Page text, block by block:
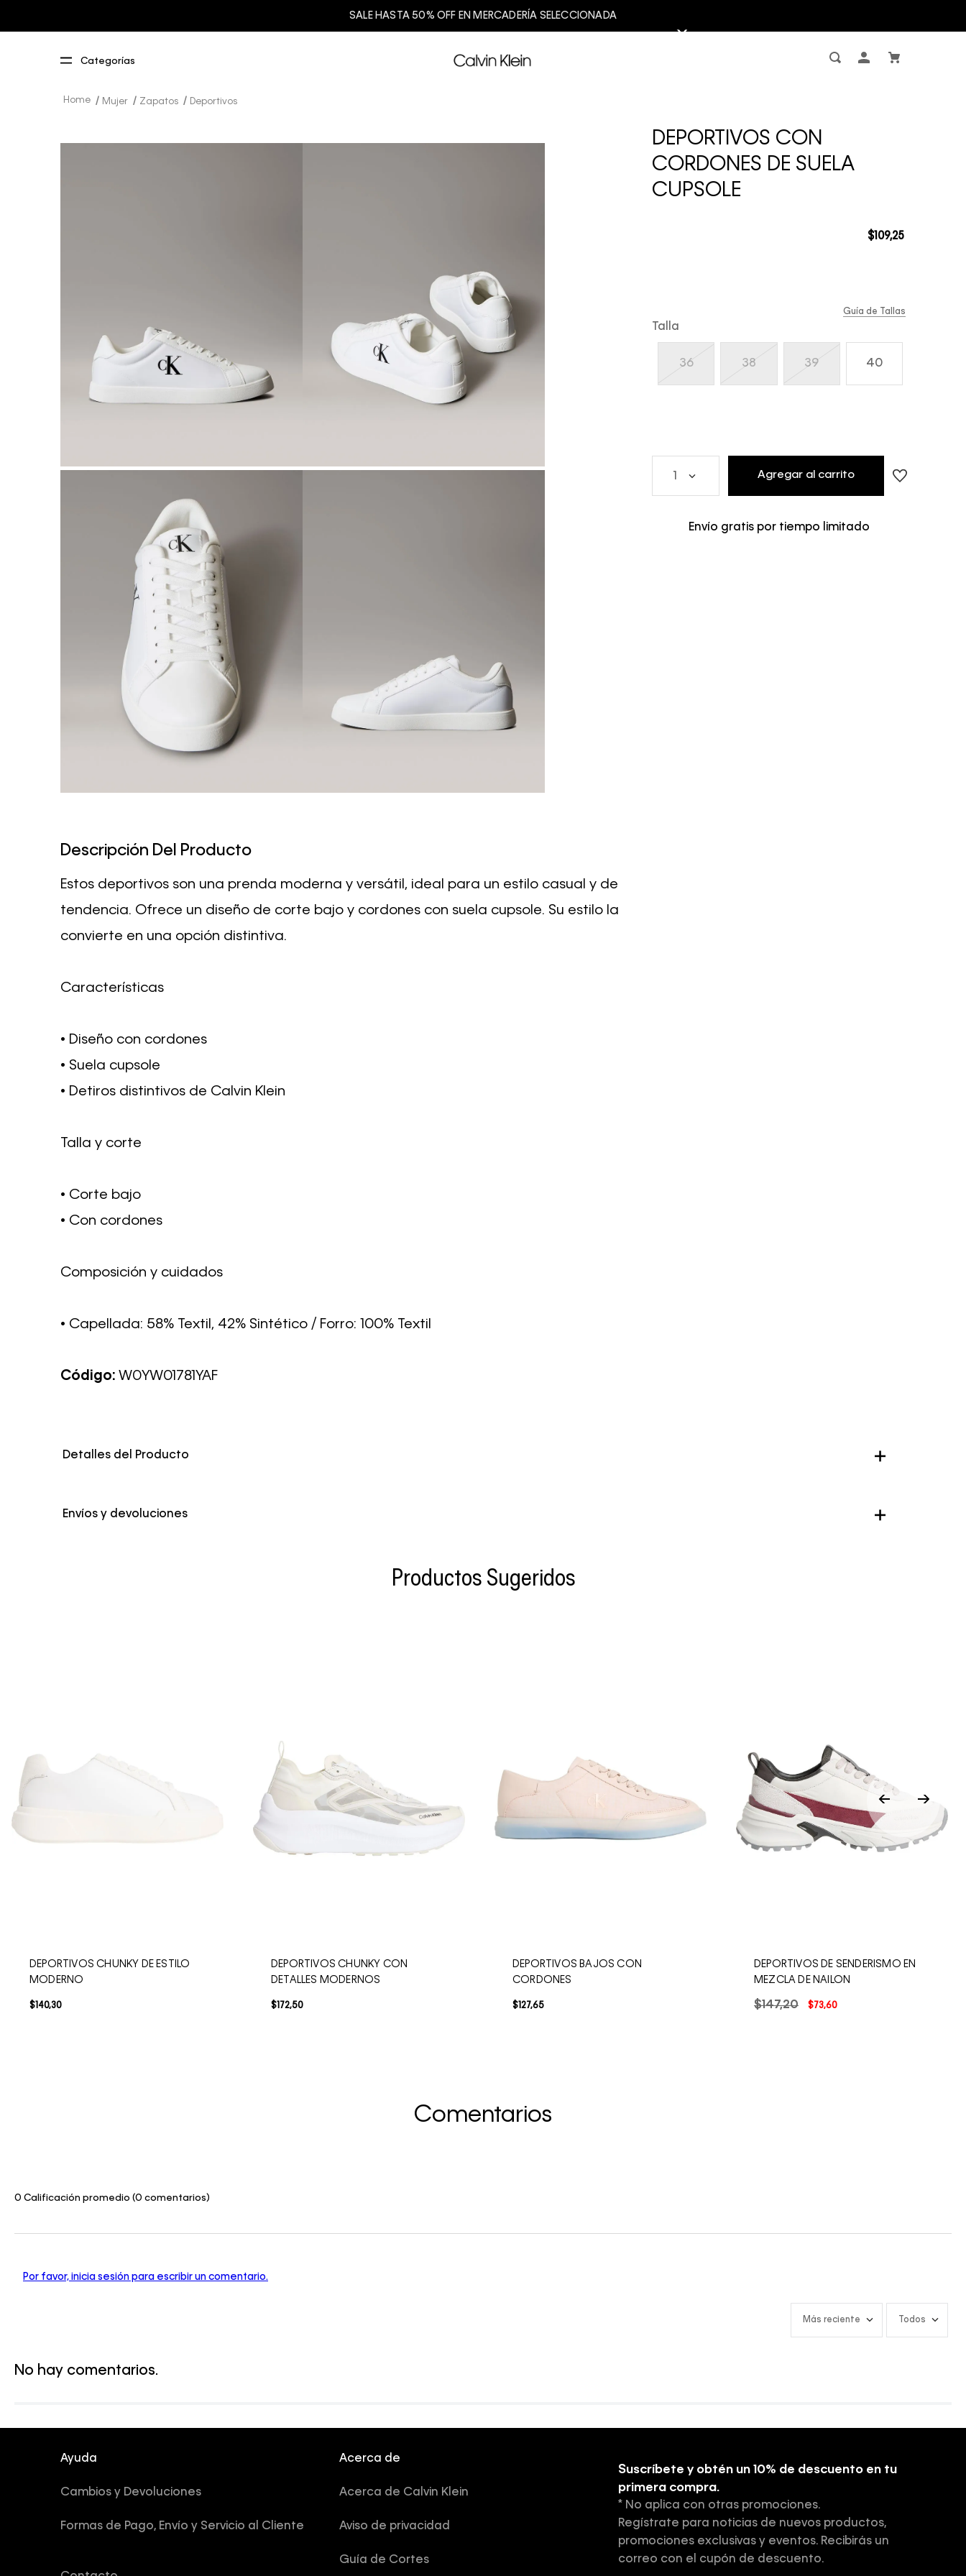
SALE HASTA 50% OFF EN MERCADERÍA SELECCIONADA
Mujer Zapatos Deportivos
DEPORTIVOS CON
CORDONES DE SUELA
CUPSOLE
$109,25
Talla
36 38 39 40
Guía de Tallas
Agregar al carrito
Envío gratis por tiempo limitado
Descripción Del Producto
Estos deportivos son una prenda moderna y versátil, ideal para un estilo casual y de
tendencia. Ofrece un diseño de corte bajo y cordones con suela cupsole. Su estilo la
convierte en una opción distintiva.
Características
• Diseño con cordones
• Suela cupsole
• Detiros distintivos de Calvin Klein
Talla y corte
• Corte bajo
• Con cordones
Composición y cuidados
• Capellada: 58% Textil, 42% Sintético / Forro: 100% Textil
Código: W0YW01781YAF
Detalles del Producto
Color Blanco
Envíos y devoluciones
Productos Sugeridos
DEPORTIVOS CHUNKY DE ESTILO
MODERNO
$140,30
DEPORTIVOS CHUNKY CON
DETALLES MODERNOS
$172,50
DEPORTIVOS BAJOS CON
CORDONES
$127,65
DEPORTIVOS DE SENDERISMO EN
MEZCLA DE NAILON
$147,20 $73,60
Comentarios
0 Calificación promedio (0 comentarios)
Por favor, inicia sesión para escribir un comentario.
Más reciente Todos
No hay comentarios.
Ayuda
Cambios y Devoluciones
Formas de Pago, Envío y Servicio al Cliente
Acerca de
Acerca de Calvin Klein
Aviso de privacidad
Guía de Cortes
Suscríbete y obtén un 10% de descuento en tu
primera compra.
* No aplica con otras promociones.
Regístrate para noticias de nuevos productos,
promociones exclusivas y eventos. Recibirás un
correo con el cupón de descuento.